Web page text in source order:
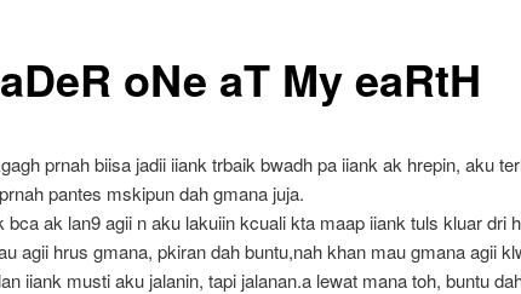
oNe aT My eaRtH
prnah biisa jadii iiank trbaik bwadh pa iiank ak hrepin, aku
pantes mskipun dah gmana juja.
bca ak lan9 agii n aku lakuiin kcuali kta maap iiank tuls kluar dri
agii hrus gmana, pkiran dah buntu,nah khan mau gmana agii
iiank musti aku jalanin, tapi jalanan.a lewat mana toh, buntu